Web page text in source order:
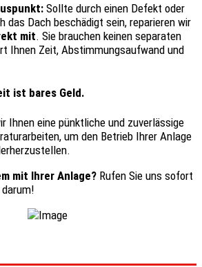
Sollte durch einen Defekt oder
das Dach beschädigt sein, reparieren wir
mit. Sie brauchen keinen separaten
Ihnen Zeit, Abstimmungsaufwand und
ist bares Geld.
Ihnen eine pünktliche und zuverlässige
um den Betrieb Ihrer Anlage
mit Ihrer Anlage? Rufen Sie uns sofort